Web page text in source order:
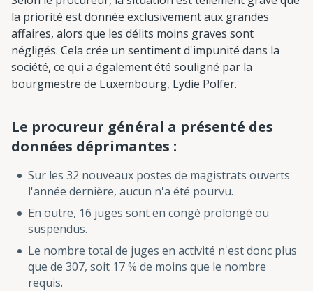
la priorité est donnée exclusivement aux grandes
affaires, alors que les délits moins graves sont
négligés. Cela crée un sentiment d'impunité dans la
société, ce qui a également été souligné par la
bourgmestre de Luxembourg, Lydie Polfer.
Le procureur général a présenté des
données déprimantes :
Sur les 32 nouveaux postes de magistrats ouverts
l'année dernière, aucun n'a été pourvu.
En outre, 16 juges sont en congé prolongé ou
suspendus.
Le nombre total de juges en activité n'est donc plus
que de 307, soit 17 % de moins que le nombre
requis.